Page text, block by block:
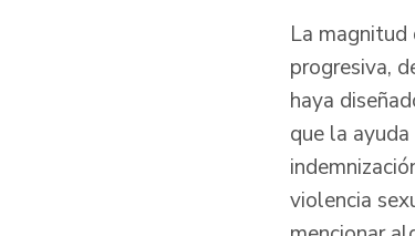
La
progresiva,
haya
que la
violencia